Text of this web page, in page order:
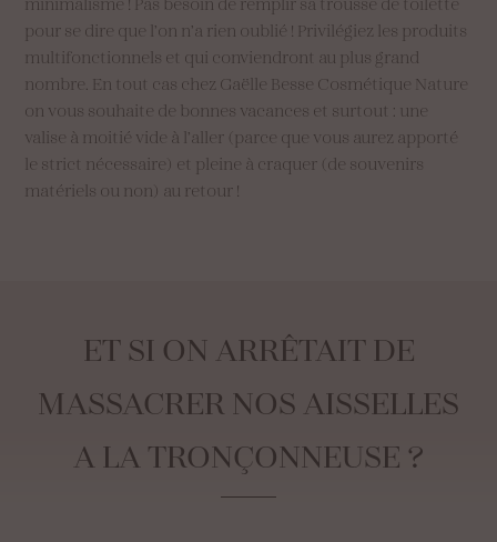
pour se dire que l’on n’a rien oublié ! Privilégiez les produits
multifonctionnels et qui conviendront au plus grand
nombre. En tout cas chez Gaëlle Besse Cosmétique Nature
on vous souhaite de bonnes vacances et surtout : une
valise à moitié vide à l’aller (parce que vous aurez apporté
le strict nécessaire) et pleine à craquer (de souvenirs
matériels ou non) au retour !
ET SI ON ARRÊTAIT DE
MASSACRER NOS AISSELLES
A LA TRONÇONNEUSE ?